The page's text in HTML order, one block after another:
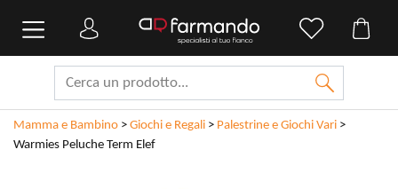
Mamma e Bambino > Giochi e Regali > Palestrine e Giochi Vari >
Warmies Peluche Term Elef